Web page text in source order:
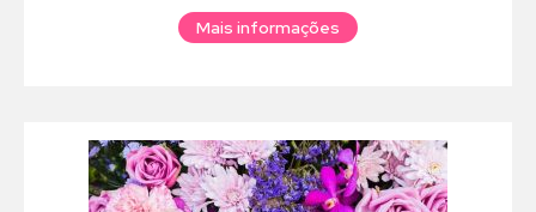
Mais informações